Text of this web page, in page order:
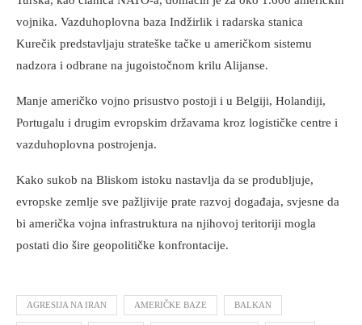
vojnika. Vazduhoplovna baza Indžirlik i radarska stanica
Kurečik predstavljaju strateške tačke u američkom sistemu
nadzora i odbrane na jugoistočnom krilu Alijanse.
Manje američko vojno prisustvo postoji i u Belgiji, Holandiji,
Portugalu i drugim evropskim državama kroz logističke centre i
vazduhoplovna postrojenja.
Kako sukob na Bliskom istoku nastavlja da se produbljuje,
evropske zemlje sve pažljivije prate razvoj događaja, svjesne da
bi američka vojna infrastruktura na njihovoj teritoriji mogla
postati dio šire geopolitičke konfrontacije.
AGRESIJA NA IRAN AMERIČKE BAZE BALKAN